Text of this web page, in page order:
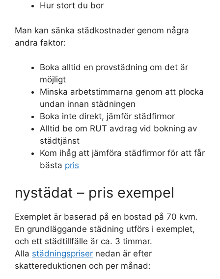
Hur stort du bor
Man kan sänka städkostnader genom några
andra faktor:
Boka alltid en provstädning om det är
möjligt
Minska arbetstimmarna genom att plocka
undan innan städningen
Boka inte direkt, jämför städfirmor
Alltid be om RUT avdrag vid bokning av
städtjänst
Kom ihåg att jämföra städfirmor för att får
bästa pris
nystädat – pris exempel
Exemplet är baserad på en bostad på 70 kvm.
En grundläggande städning utförs i exemplet,
och ett städtillfälle är ca. 3 timmar.
Alla städningspriser nedan är efter
skattereduktionen och per månad: